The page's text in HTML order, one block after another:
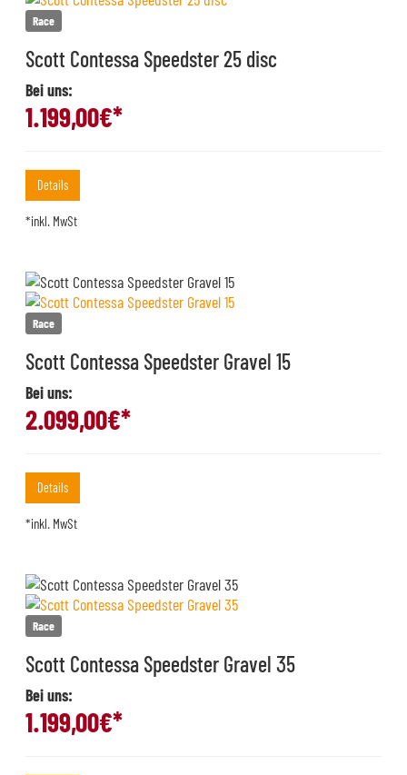
Race
Scott Contessa Speedster 25 disc
Bei uns:
1.199,00€*
Details
*inkl. MwSt
Race
Scott Contessa Speedster Gravel 15
Bei uns:
2.099,00€*
Details
*inkl. MwSt
Race
Scott Contessa Speedster Gravel 35
Bei uns:
1.199,00€*